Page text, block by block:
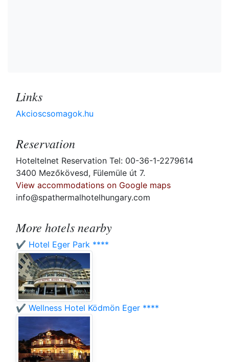
Links
Akcioscsomagok.hu
Reservation
Hoteltelnet Reservation Tel: 00-36-1-2279614
3400 Mezőkövesd, Fülemüle út 7.
View accommodations on Google maps
info@spathermalhotelhungary.com
More hotels nearby
✔️ Hotel Eger Park ****
✔️ Wellness Hotel Ködmön Eger ****